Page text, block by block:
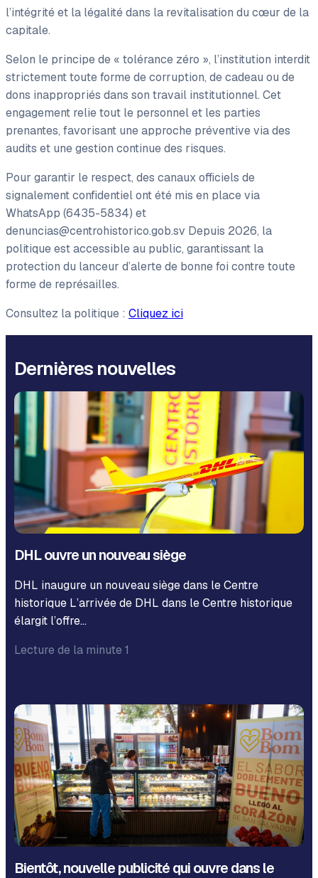
l’intégrité et la légalité dans la revitalisation du cœur de la
capitale.
Selon le principe de « tolérance zéro », l’institution interdit
strictement toute forme de corruption, de cadeau ou de
dons inappropriés dans son travail institutionnel. Cet
engagement relie tout le personnel et les parties
prenantes, favorisant une approche préventive via des
audits et une gestion continue des risques.
Pour garantir le respect, des canaux officiels de
signalement confidentiel ont été mis en place via
WhatsApp (6435-5834) et
denuncias@centrohistorico.gob.sv Depuis 2026, la
politique est accessible au public, garantissant la
protection du lanceur d’alerte de bonne foi contre toute
forme de représailles.
Consultez la politique : Cliquez ici
Dernières nouvelles
DHL ouvre un nouveau siège
DHL inaugure un nouveau siège dans le Centre
historique L’arrivée de DHL dans le Centre historique
élargit l’offre…
Lecture de la minute 1
Bientôt, nouvelle publicité qui ouvre dans le